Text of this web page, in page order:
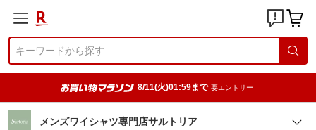
8/11(火)01:59まで 要エントリー
メンズワイシャツ専門店サルトリア